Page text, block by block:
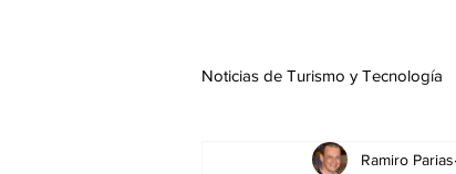
Noticias de Turismo y Tecnología
Negocios Internacionales
Ramiro Parias